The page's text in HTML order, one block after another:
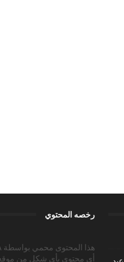
رخصه المحتوي
أي محتوى بأي شكل من